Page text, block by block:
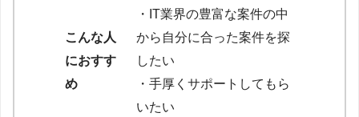
こんな人
におすす
め
・IT業界の豊富な案件の中
から自分に合った案件を探
したい
・手厚くサポートしてもら
いたい